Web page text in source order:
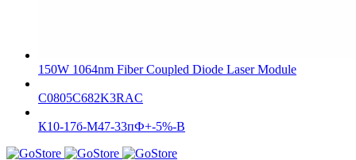
150W 1064nm Fiber Coupled Diode Laser Module
C0805C682K3RAC
К10-17б-М47-33пФ+-5%-В